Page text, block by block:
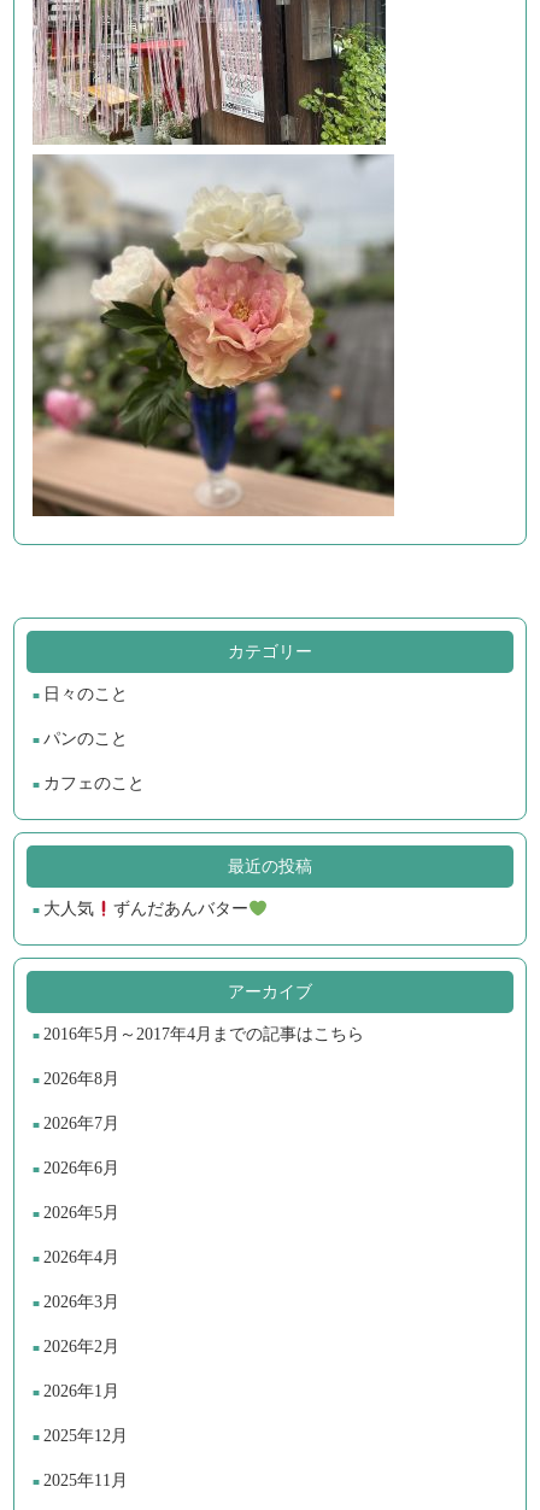
カテゴリー
日々のこと
パンのこと
カフェのこと
最近の投稿
大人気 ずんだあんバター
アーカイブ
2016年5月～2017年4月までの記事はこちら
2026年8月
2026年7月
2026年6月
2026年5月
2026年4月
2026年3月
2026年2月
2026年1月
2025年12月
2025年11月